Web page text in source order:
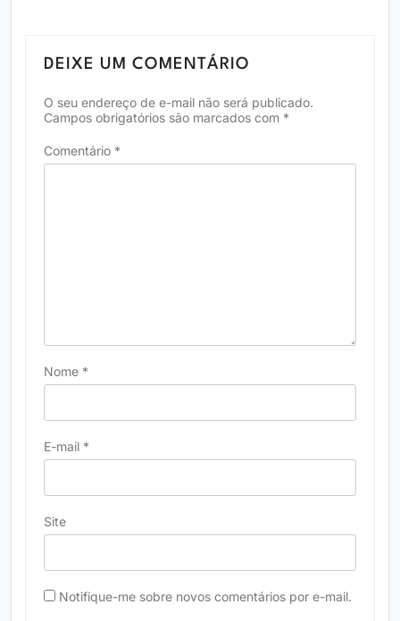
DEIXE UM COMENTÁRIO
O seu endereço de e-mail não será publicado.
Campos obrigatórios são marcados com *
Comentário *
Nome *
E-mail *
Site
Notifique-me sobre novos comentários por e-mail.